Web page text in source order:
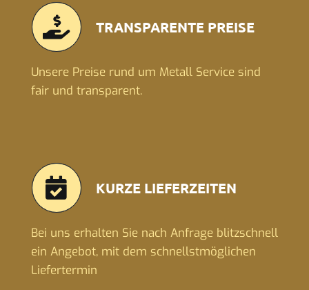
TRANSPARENTE PREISE
Unsere Preise rund um Metall Service sind
fair und transparent.
KURZE LIEFERZEITEN
Bei uns erhalten Sie nach Anfrage blitzschnell
ein Angebot, mit dem schnellstmöglichen
Liefertermin